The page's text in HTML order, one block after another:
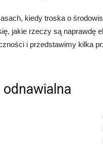
kiedy troska o
jakie rzeczy są naprawdę
i przedstawimy kilka
odnawialna